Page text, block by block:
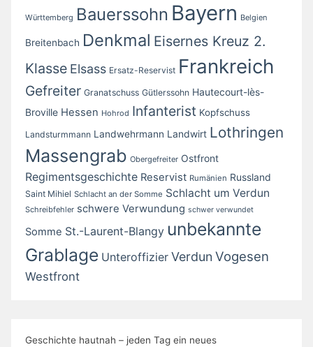
Württemberg Bauerssohn Bayern Belgien
Breitenbach Denkmal Eisernes Kreuz 2.
Klasse Elsass Ersatz-Reservist Frankreich
Gefreiter Granatschuss Gütlerssohn Hautecourt-lès-
Broville Hessen Hohrod Infanterist Kopfschuss
Landsturmmann Landwehrmann Landwirt Lothringen
Massengrab Obergefreiter Ostfront
Regimentsgeschichte Reservist Rumänien Russland
Saint Mihiel Schlacht an der Somme Schlacht um Verdun
Schreibfehler schwere Verwundung schwer verwundet
Somme St.-Laurent-Blangy unbekannte
Grablage Unteroffizier Verdun Vogesen
Westfront
Geschichte hautnah – jeden Tag ein neues